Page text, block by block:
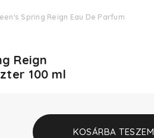
Spring Reign Eau De Parfum
Reign
100 ml
KOSÁRBA TESZEM